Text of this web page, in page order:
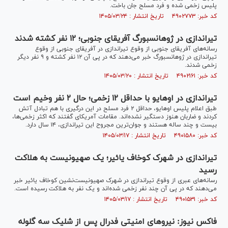
پلیس زخمی شده و فرد مسلح جان باخت.
کد خبر: ۴۹۰۲۷۷۳ تاریخ انتشار : ۱۴۰۵/۰۳/۲۴
تیراندازی در ژوهانسبورگ آفریقای جنوبی؛ ۱۲ نفر کشته شدند
رسانه‌های آفریقای جنوبی از وقوع تیراندازی در آفریقای جنوبی از وقوع
تیراندازی در ژوهانسبورگ خبر می‌دهند که در پی آن ۱۲ نفر کشته و ۹ نفر دیگر
زخمی شدند.
کد خبر: ۴۹۰۲۱۶۱ تاریخ انتشار : ۱۴۰۵/۰۳/۲۰
تیراندازی در اوهایو با حداقل ۱۲ زخمی؛ حال ۲ نفر وخیم است
طبق اعلام پلیس اوهایو، حداقل ۲ فرد مسلح در این درگیری با هم تبادل آتش
کردند و ضاربان هنوز دستگیر نشده‌اند. مقامات آمریکای گفتند که اکثر زخمی‌ها،
بیست و چند ساله هستند و جوان‌ترین مجروح این تیراندازی، ۱۴ سال دارد.
کد خبر: ۴۹۰۱۵۸۰ تاریخ انتشار : ۱۴۰۵/۰۳/۱۷
تیراندازی در شهرک کوخاف یائیر؛ یک صهیونیست به هلاکت
رسید
رسانه‌های عبری از وقوع تیراندازی در شهرک صهیونیست‌نشین کوخاف یائیر خبر
می‌دهند که در پی آن چند نفر زخمی شده‌اند و یک نفر به هلاکت رسیده است.
کد خبر: ۴۹۰۱۵۳۱ تاریخ انتشار : ۱۴۰۵/۰۳/۱۷
فاکس نیوز: نیروهای امنیتی فدرال پس از شلیک سه گلوله